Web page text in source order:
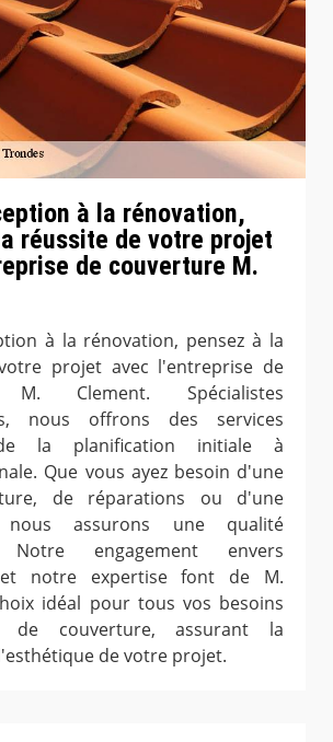
à la rénovation,
réussite de votre projet
de couverture M.
à la rénovation, pensez à la
projet avec l'entreprise de
M. Clement. Spécialistes
nous offrons des services
la planification initiale à
Que vous ayez besoin d'une
de réparations ou d'une
nous assurons une qualité
Notre engagement envers
et notre expertise font de M.
idéal pour tous vos besoins
de couverture, assurant la
de votre projet.